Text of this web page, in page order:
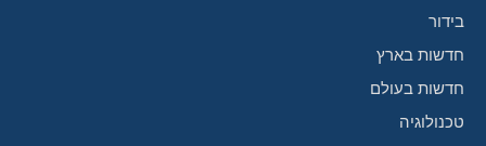
בידור
חדשות בארץ
חדשות בעולם
טכנולוגיה